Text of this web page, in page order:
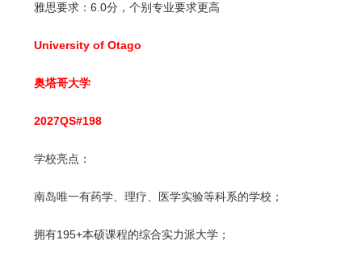
雅思要求：6.0分，个别专业要求更高
University of Otago
奥塔哥大学
2027QS#198
学校亮点：
南岛唯一有药学、理疗、医学实验等科系的学校；
拥有195+本硕课程的综合实力派大学；